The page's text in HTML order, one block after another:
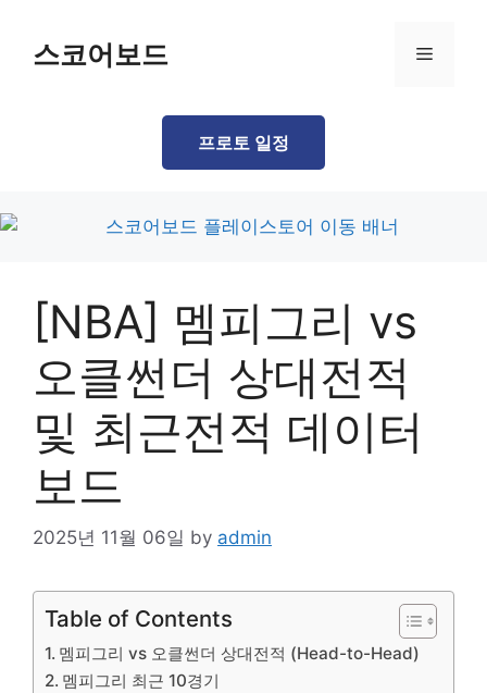
content스코어보드 Menu
프로토 일정
[NBA] 멤피그리 vs
오클썬더 상대전적
및 최근전적 데이터
보드
2025년 11월 06일 by admin
Table of Contents
멤피그리 vs 오클썬더 상대전적 (Head-to-Head)
멤피그리 최근 10경기